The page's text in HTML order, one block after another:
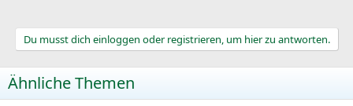
Du musst dich einloggen oder registrieren, um hier zu antworten.
Ähnliche Themen